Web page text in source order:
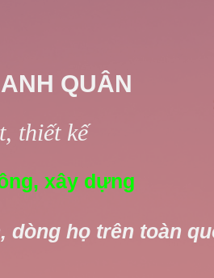
QUÂN
thiết kế
xây dựng
dòng họ trên toàn